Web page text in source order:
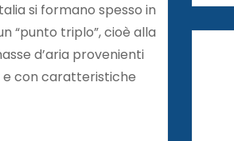
si formano spesso in
“punto triplo”, cioè alla
d’aria provenienti
e con caratteristiche